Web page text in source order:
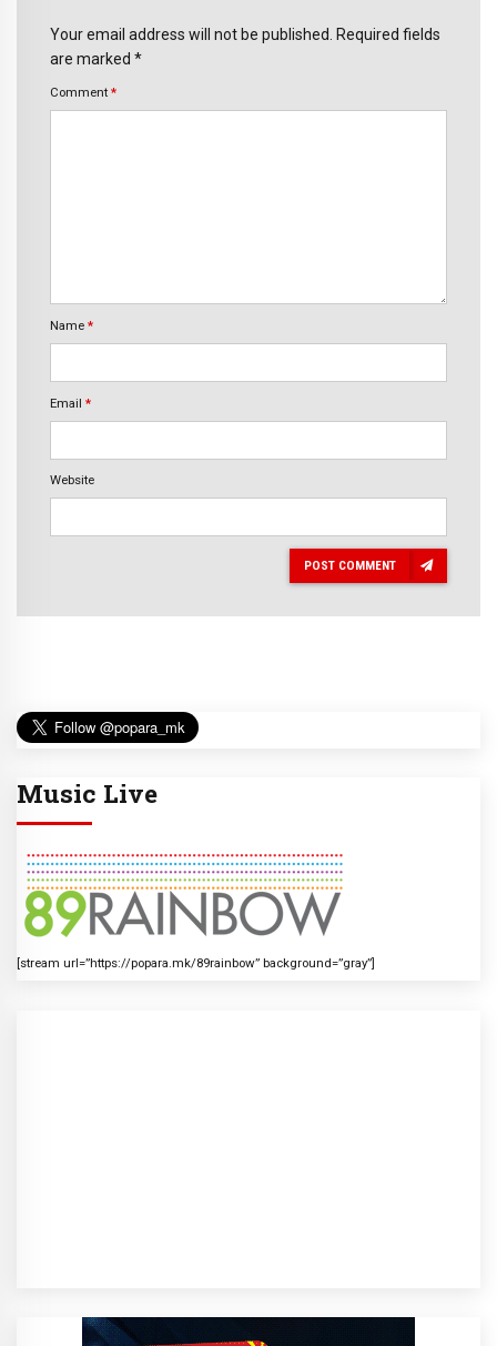
Your email address will not be published. Required fields
are marked *
Comment *
Name *
Email *
Website
POST COMMENT
Music Live
[stream url=”https://popara.mk/89rainbow” background=”gray”]